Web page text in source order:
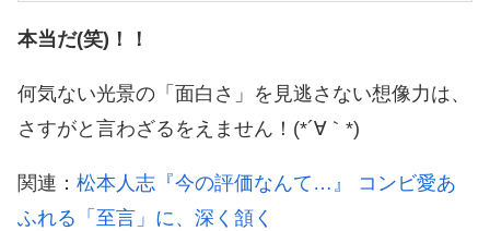
本当だ(笑)！！
何気ない光景の「面白さ」を見逃さない想像力は、
さすがと言わざるをえません！(*´∀｀*)
関連： 松本人志『今の評価なんて…』 コンビ愛あ
ふれる「至言」に、深く頷く